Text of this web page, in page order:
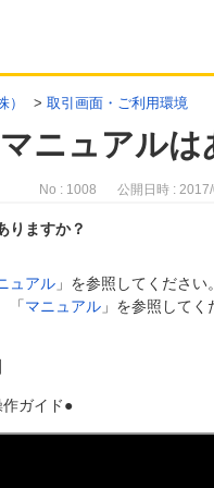
） > 取引画面・ご利用環境
ニュアルは
No : 1008 公開日時 :
りますか？
ュアル 」を参照してください。
「マニュアル 」を参照してく
ガイド●